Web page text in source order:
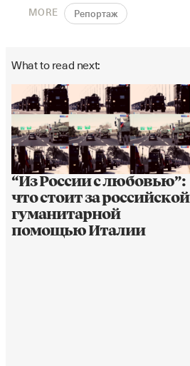
MORE Репортаж
What to read next:
“Из России с любовью”:
что стоит за российской
гуманитарной
помощью Италии